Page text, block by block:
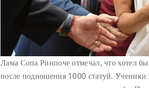
Лама Сопа Ринпоче отмечал, что хотел
после подношения 1000 статуй.